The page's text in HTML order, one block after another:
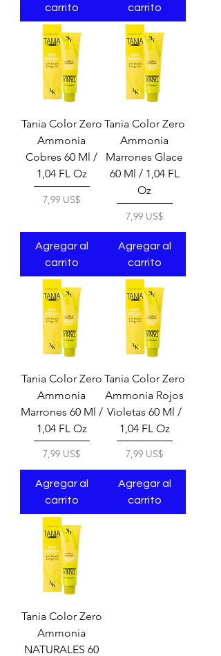
carrito
carrito
Tania Color Zero
Ammonia
Cobres 60 Ml /
1,04 FL Oz
Precio
7,99 US$
Agregar al
carrito
Tania Color Zero
Ammonia
Marrones Glace
60 Ml / 1,04 FL
Oz
Precio
7,99 US$
Agregar al
carrito
Tania Color Zero
Ammonia
Marrones 60 Ml /
1,04 FL Oz
Precio
7,99 US$
Agregar al
carrito
Tania Color Zero
Ammonia Rojos
Violetas 60 Ml /
1,04 FL Oz
Precio
7,99 US$
Agregar al
carrito
Tania Color Zero
Ammonia
NATURALES 60